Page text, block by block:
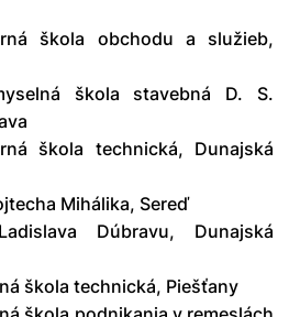
škola obchodu a služieb,
škola stavebná D. S.
škola technická, Dunajská
Mihálika, Sereď
Dúbravu, Dunajská
škola technická, Piešťany